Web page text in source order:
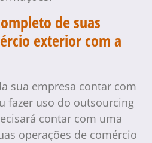
de suas
exterior com a
sua empresa contar com
fazer uso do outsourcing
contar com uma
operações de comércio